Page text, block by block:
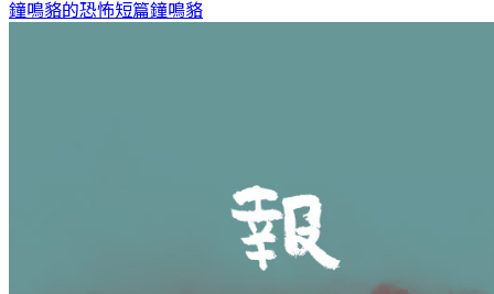
鐘鳴貉的恐怖短篇鐘鳴貉